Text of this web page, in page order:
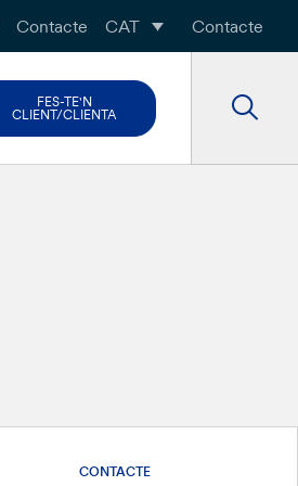
Contacte CAT Contacte
FES-TE'N
CLIENT/CLIENTA
CONTACTE